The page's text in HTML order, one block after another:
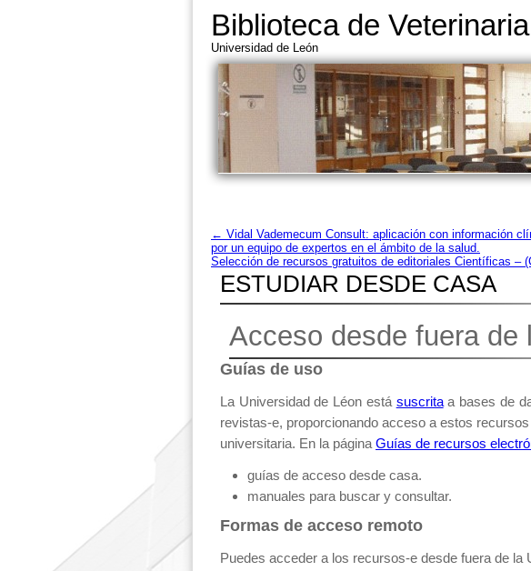
Biblioteca de Veterinaria
Universidad de León
← Vidal Vademecum Consult: aplicación con información
por un equipo de expertos en el ámbito de la salud.
Selección de recursos gratuitos de editoriales Científicas –
ESTUDIAR DESDE CASA
Acceso desde fuera de
Guías de uso
La Universidad de Léon está suscritaa bases de
revistas-e, proporcionando acceso a estos
universitaria. En la página Guías de recursos
guías de acceso desde casa.
manuales para buscar y consultar.
Formas de acceso remoto
Puedes acceder a los recursos-e desde fuera de la